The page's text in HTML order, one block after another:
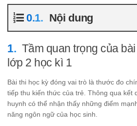
Nội dung
Tầm quan trọng của
lớp 2 học kì 1
Bài thi học kỳ đóng vai trò là thước đo
tiếp thu kiến thức của trẻ. Thông qua kết
huynh có thể nhận thấy những điểm
năng ngôn ngữ của học sinh.